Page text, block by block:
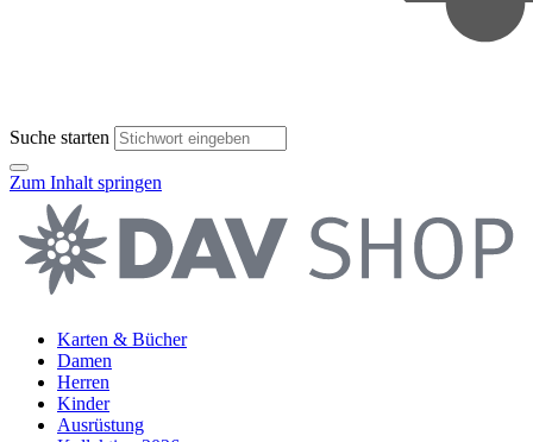
Suche starten
Zum Inhalt springen
Karten & Bücher
Damen
Herren
Kinder
Ausrüstung